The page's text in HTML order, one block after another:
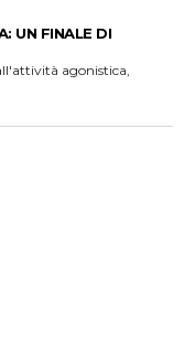
UN FINALE DI
agonistica,